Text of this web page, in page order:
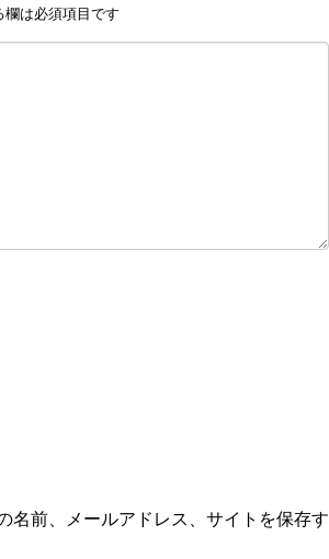
欄は必須項目です
名前、メールアドレス、サイトを保存す